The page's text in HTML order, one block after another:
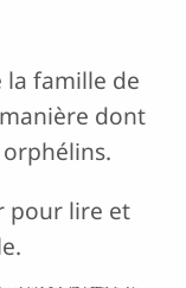
la famille de
dont
pour lire et